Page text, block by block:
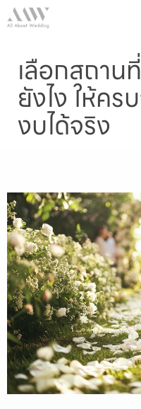
เลือกสถาน
ยังไง ให้คร
งบได้จริง